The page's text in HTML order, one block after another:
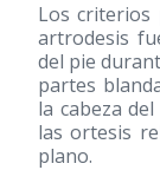
Los criterios
artrodesis
del pie
partes
la cabeza
las ortesis
plano.